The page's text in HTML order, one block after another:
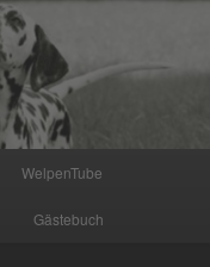
WelpenTube
Gästebuch